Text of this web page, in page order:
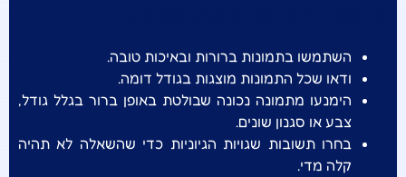
השתמשו בתמונות ברורות ובאיכות טובה.
ודאו שכל התמונות מוצגות בגודל דומה.
הימנעו מתמונה נכונה שבולטת באופן ברור בגלל גודל,
צבע או סגנון שונים.
בחרו תשובות שגויות הגיוניות כדי שהשאלה לא תהיה
קלה מדי.